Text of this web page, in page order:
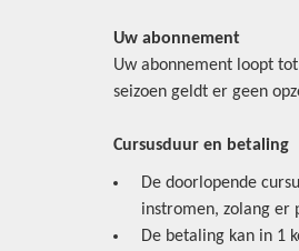
Uw abonnement
Uw abonnement loopt
seizoen geldt er geen
Cursusduur en betaling
De doorlopende
instromen, zolang er
De betaling kan in 1